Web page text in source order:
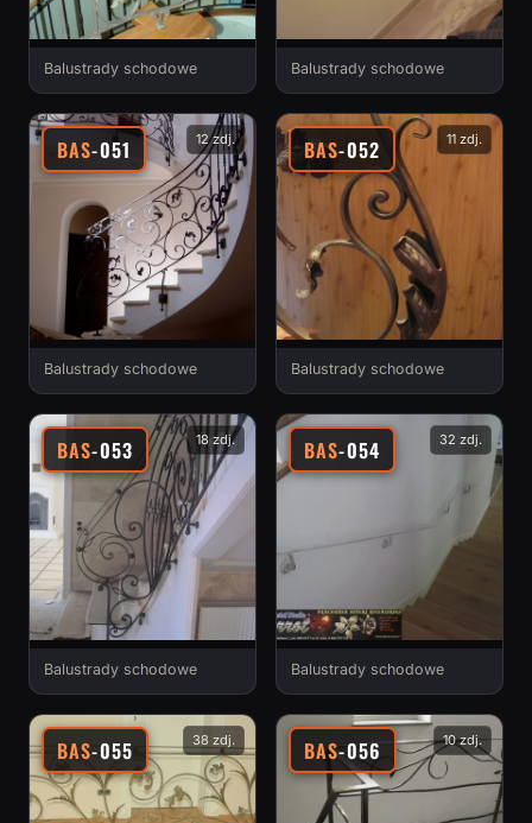
Balustrady schodowe Balustrady schodowe
BAS-051 12 zdj.
Balustrady schodowe
BAS-052 11 zdj.
Balustrady schodowe
BAS-053 18 zdj.
Balustrady schodowe
BAS-054 32 zdj.
Balustrady schodowe
BAS-055 38 zdj. BAS-056 10 zdj.